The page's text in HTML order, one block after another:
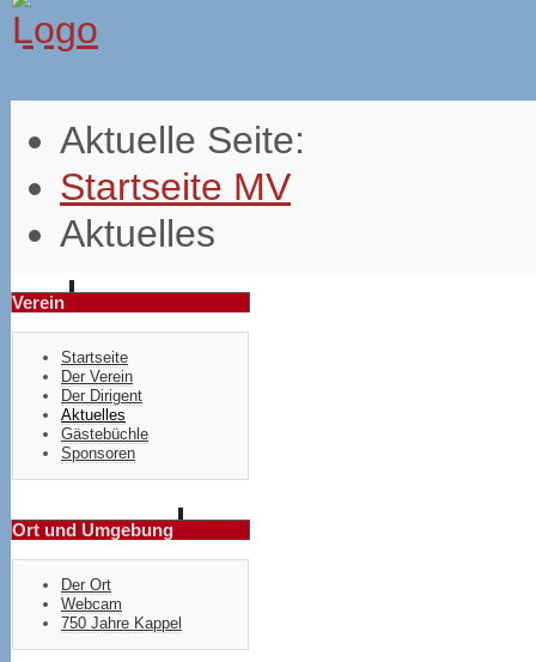
Aktuelle Seite:
Startseite MV
Aktuelles
Verein
Startseite
Der Verein
Der Dirigent
Aktuelles
Gästebüchle
Sponsoren
Ort und Umgebung
Der Ort
Webcam
750 Jahre Kappel